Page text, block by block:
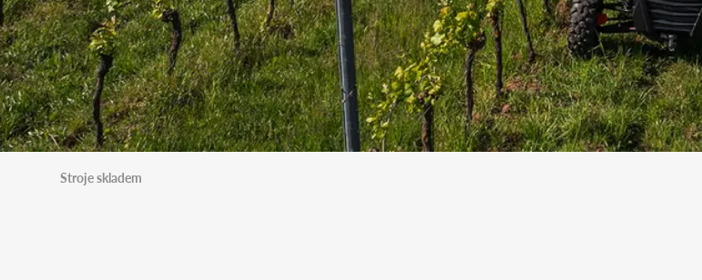
Stroje skladem